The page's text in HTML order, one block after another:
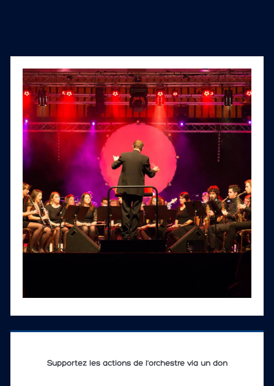
Supportez les actions de l'orchestre via un don